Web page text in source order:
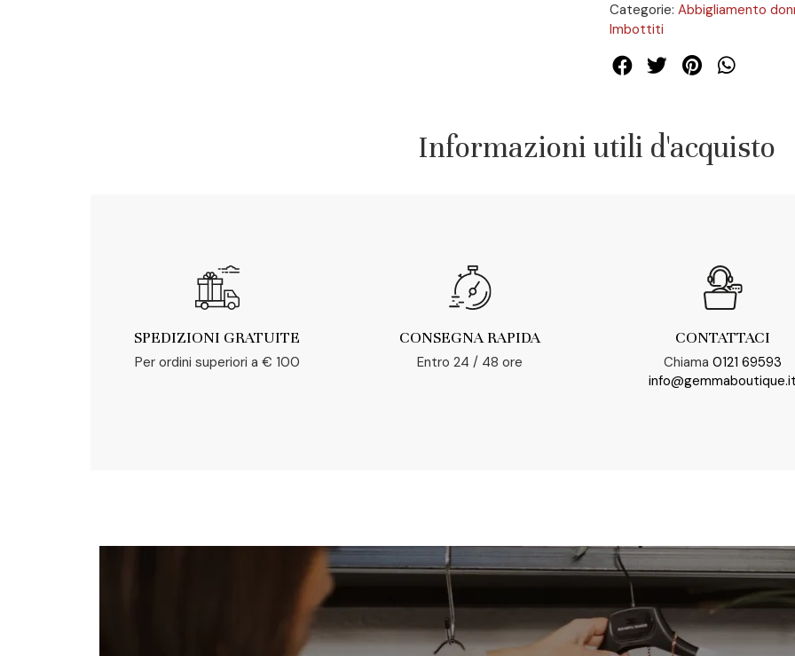
Categorie: Abbigliamento
Imbottiti
Informazioni utili d'acquisto
SPEDIZIONI GRATUITE
Per ordini superiori a € 100
CONSEGNA RAPIDA
Entro 24 / 48 ore
CONTATTACI
Chiama 0121 69593